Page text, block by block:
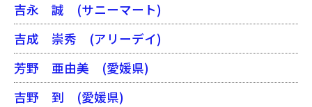
吉永 誠 (サニーマート)
吉成 崇秀 (アリーデイ)
芳野 亜由美 (愛媛県)
吉野 到 (愛媛県)